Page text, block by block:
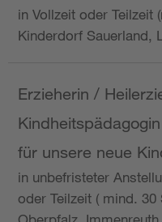
in Vollzeit oder Teilzeit
Kinderdorf Sauerland,
Erzieherin /
für unsere neue
in unbefristeter
oder Teilzeit ( mind.